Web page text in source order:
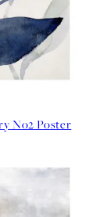
No2 Poster